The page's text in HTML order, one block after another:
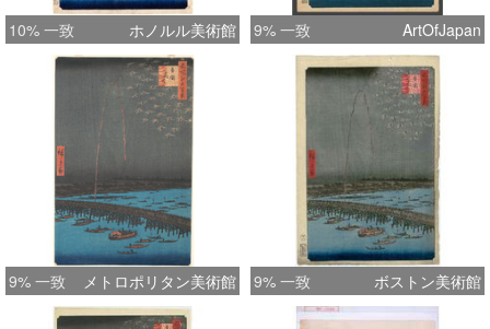
10% 一致 ホノルル美術館 9% 一致 ArtOfJapan
9% 一致 メトロポリタン美術館 9% 一致 ボストン美術館